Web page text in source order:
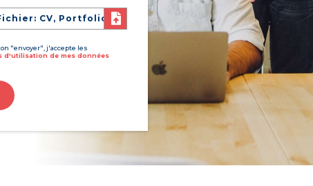
CV, Portfolio
"envoyer", j'accepte les
d'utilisation de mes données